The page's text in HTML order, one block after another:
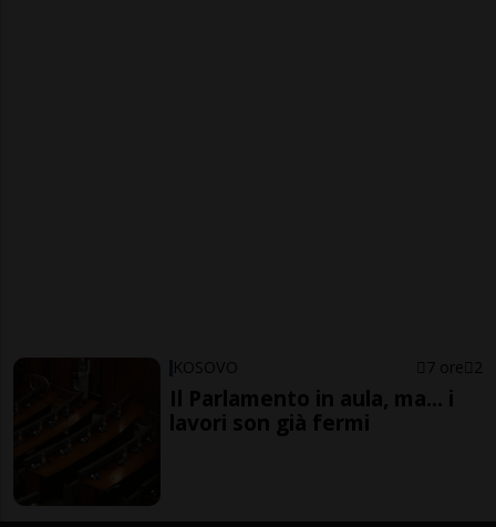
KOSOVO 7 ore 2
Il Parlamento in aula, ma... i
lavori son già fermi